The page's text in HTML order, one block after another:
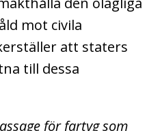
mot civila
att staters
till dessa
för fartyg som